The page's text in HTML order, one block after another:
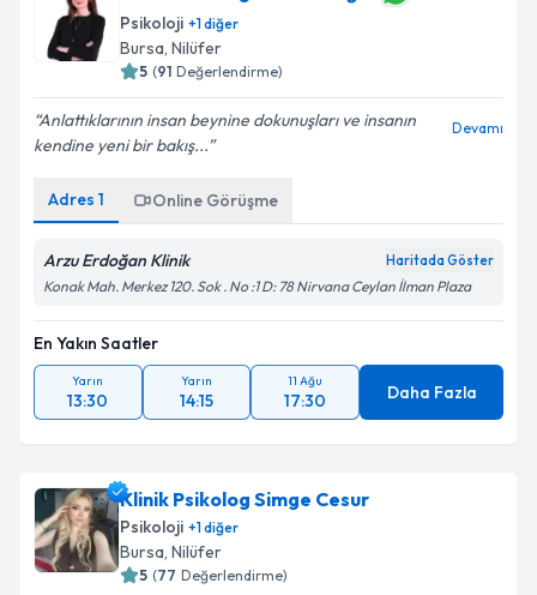
Psikoloji +1diğer
Bursa, Nilüfer
5 (91 Değerlendirme)
Anlattıklarının insan beynine dokunuşları ve insanın
kendine yeni bir bakış...
Devamı
Adres 1 Online Görüşme
Arzu Erdoğan Klinik Haritada Göster
Konak Mah. Merkez 120. Sok . No :1 D: 78 Nirvana Ceylan İlman Plaza
En Yakın Saatler
Yarın
13:30
Yarın
14:15
11 Ağu
17:30 Daha Fazla
Klinik Psikolog Simge Cesur
Psikoloji +1diğer
Bursa, Nilüfer
5 (77 Değerlendirme)